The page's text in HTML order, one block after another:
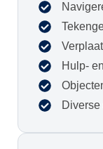
Hulp-